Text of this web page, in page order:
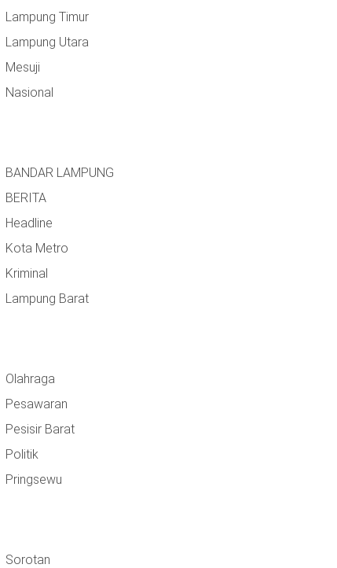
Lampung Timur
Lampung Utara
Mesuji
Nasional
BANDAR LAMPUNG
BERITA
Headline
Kota Metro
Kriminal
Lampung Barat
Olahraga
Pesawaran
Pesisir Barat
Politik
Pringsewu
Sorotan